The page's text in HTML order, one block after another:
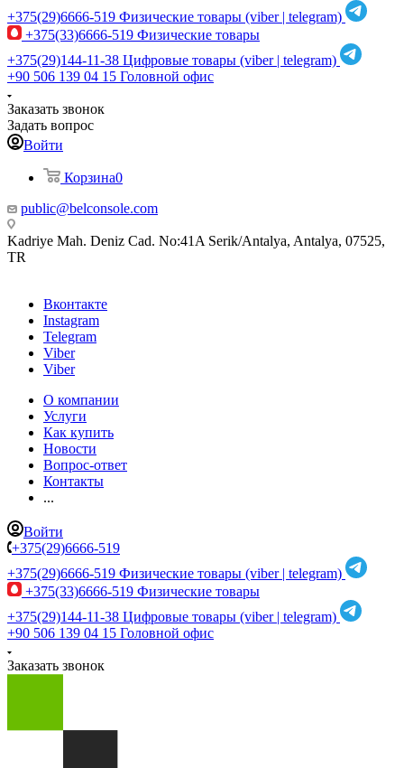
+375(29)6666-519 Физические товары (viber | telegram)
+375(33)6666-519 Физические товары
+375(29)144-11-38 Цифровые товары (viber | telegram)
+90 506 139 04 15 Головной офис
Заказать звонок
Задать вопрос
Войти
Корзина0
public@belconsole.com
Kadriye Mah. Deniz Cad. No:41A Serik/Antalya, Antalya, 07525,
TR
Вконтакте
Instagram
Telegram
Viber
Viber
О компании
Услуги
Как купить
Новости
Вопрос-ответ
Контакты
...
Войти
+375(29)6666-519
+375(29)6666-519 Физические товары (viber | telegram)
+375(33)6666-519 Физические товары
+375(29)144-11-38 Цифровые товары (viber | telegram)
+90 506 139 04 15 Головной офис
Заказать звонок